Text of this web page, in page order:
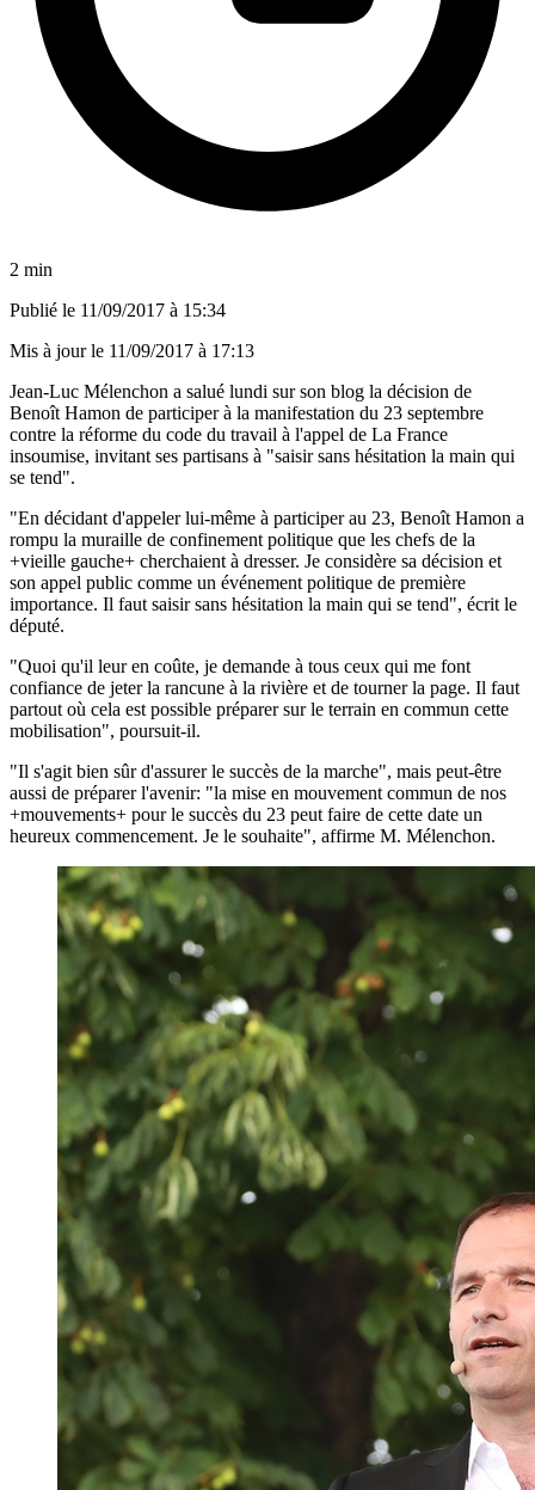
2 min
Publié le 11/09/2017 à 15:34
Mis à jour le 11/09/2017 à 17:13
Jean-Luc Mélenchon a salué lundi sur son blog la décision de
Benoît Hamon de participer à la manifestation du 23 septembre
contre la réforme du code du travail à l'appel de La France
insoumise, invitant ses partisans à "saisir sans hésitation la main qui
se tend".
"En décidant d'appeler lui-même à participer au 23, Benoît Hamon a
rompu la muraille de confinement politique que les chefs de la
+vieille gauche+ cherchaient à dresser. Je considère sa décision et
son appel public comme un événement politique de première
importance. Il faut saisir sans hésitation la main qui se tend", écrit le
député.
"Quoi qu'il leur en coûte, je demande à tous ceux qui me font
confiance de jeter la rancune à la rivière et de tourner la page. Il faut
partout où cela est possible préparer sur le terrain en commun cette
mobilisation", poursuit-il.
"Il s'agit bien sûr d'assurer le succès de la marche", mais peut-être
aussi de préparer l'avenir: "la mise en mouvement commun de nos
+mouvements+ pour le succès du 23 peut faire de cette date un
heureux commencement. Je le souhaite", affirme M. Mélenchon.